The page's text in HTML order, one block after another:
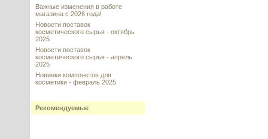
Важные изменения в работе
магазина с 2026 года!
Новости поставок
косметического сырья - октябрь
2025
Новости поставок
косметического сырья - апрель
2025
Новинки компонетов для
косметики - февраль 2025
Рекомендуемые